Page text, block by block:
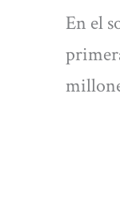
En el